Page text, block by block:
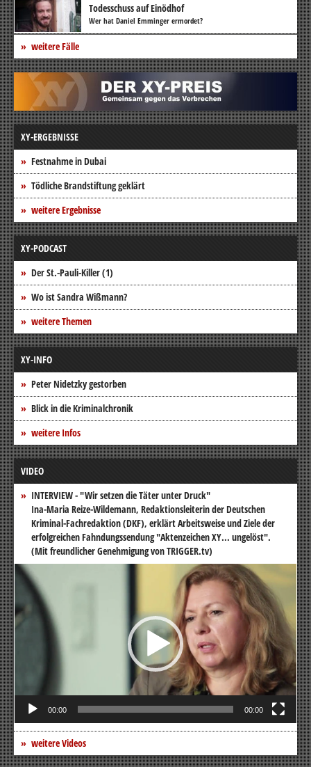
Todesschuss auf Einödhof
Wer hat Daniel Emminger ermordet?
weitere Fälle
XY-ERGEBNISSE
Festnahme in Dubai
Tödliche Brandstiftung geklärt
weitere Ergebnisse
XY-PODCAST
Der St.-Pauli-Killer (1)
Wo ist Sandra Wißmann?
weitere Themen
XY-INFO
Peter Nidetzky gestorben
Blick in die Kriminalchronik
weitere Infos
VIDEO
INTERVIEW - "Wir setzen die Täter unter Druck"
Ina-Maria Reize-Wildemann, Redaktionsleiterin der Deutschen
Kriminal-Fachredaktion (DKF), erklärt Arbeitsweise und Ziele der
erfolgreichen Fahndungssendung "Aktenzeichen XY... ungelöst".
(Mit freundlicher Genehmigung von TRIGGER.tv)
Video-
Player
00:00 00:00
weitere Videos